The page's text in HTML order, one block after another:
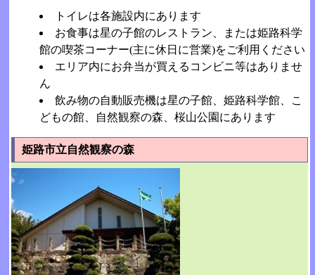
トイレは各施設内にあります
お食事は星の子館のレストラン、または姫路科学
館の喫茶コーナー(主に休日に営業)をご利用ください
エリア内にお弁当が買えるコンビニ等はありませ
ん
飲み物の自動販売機は星の子館、姫路科学館、こ
どもの館、自然観察の森、桜山公園にあります
姫路市立自然観察の森